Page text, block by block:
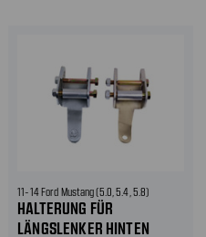
11-14 Ford Mustang (5.0, 5.4, 5.8)
HALTERUNG FÜR
LÄNGSLENKER HINTEN